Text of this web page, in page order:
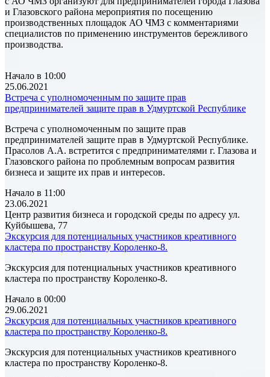
и Глазовского района мероприятия по посещению
производственных площадок АО ЧМЗ с комментариями
специалистов по применению инструментов бережливого
производства.
Начало в 10:00
25.06.2021
Встреча с уполномоченным по защите прав
предпринимателей защите прав в Удмуртской Республике
Встреча с уполномоченным по защите прав
предпринимателей защите прав в Удмуртской Республике.
Прасолов А.А. встретится с предпринимателями г. Глазова и
Глазовского района по проблемным вопросам развития
бизнеса и защите их прав и интересов.
Начало в 11:00
23.06.2021
Центр развития бизнеса и городской среды по адресу ул.
Куйбышева, 77
Экскурсия для потенциальных участников креативного
кластера по пространству Короленко-8.
Экскурсия для потенциальных участников креативного
кластера по пространству Короленко-8.
Начало в 00:00
29.06.2021
Экскурсия для потенциальных участников креативного
кластера по пространству Короленко-8.
Экскурсия для потенциальных участников креативного
кластера по пространству Короленко-8.